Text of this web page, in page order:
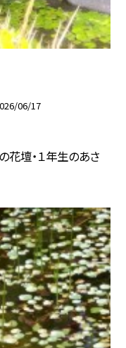
06/17
花壇・１年生のあさ